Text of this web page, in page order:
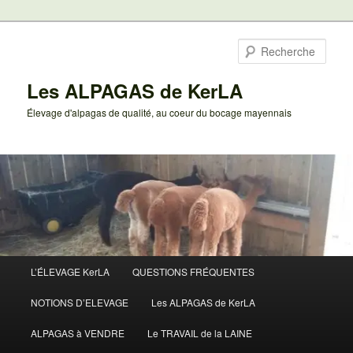
Les ALPAGAS de KerLA
Élevage d'alpagas de qualité, au coeur du bocage mayennais
principal
L’ÉLEVAGE KerLA QUESTIONS FRÉQUENTES
NOTIONS D’ELEVAGE Les ALPAGAS de KerLA
ALPAGAS à VENDRE Le TRAVAIL de la LAINE